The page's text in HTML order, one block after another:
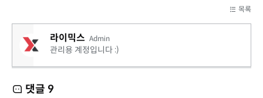
목록
라이믹스 Admin
관리용 계정입니다 :)
댓글 9